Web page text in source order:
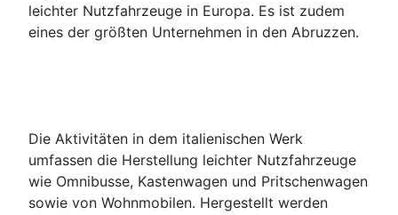
leichter Nutzfahrzeuge in Europa. Es ist zudem
eines der größten Unternehmen in den Abruzzen.
Die Aktivitäten in dem italienischen Werk
umfassen die Herstellung leichter Nutzfahrzeuge
wie Omnibusse, Kastenwagen und Pritschenwagen
sowie von Wohnmobilen. Hergestellt werden